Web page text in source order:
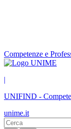
Competenze e
|
UNIFIND -
unime.it